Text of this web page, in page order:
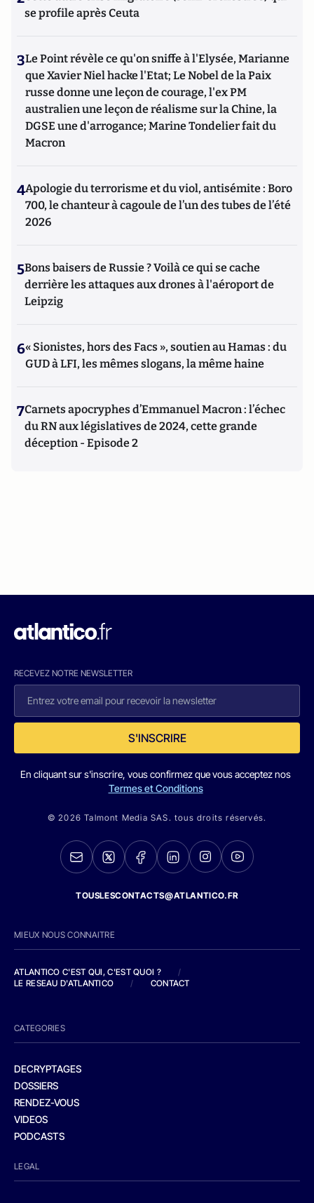
se profile après Ceuta
3Le Point révèle ce qu'on sniffe à l'Elysée, Marianne
que Xavier Niel hacke l'Etat; Le Nobel de la Paix
russe donne une leçon de courage, l'ex PM
australien une leçon de réalisme sur la Chine, la
DGSE une d'arrogance; Marine Tondelier fait du
Macron
4Apologie du terrorisme et du viol, antisémite : Boro
700, le chanteur à cagoule de l’un des tubes de l’été
2026
5Bons baisers de Russie ? Voilà ce qui se cache
derrière les attaques aux drones à l'aéroport de
Leipzig
6« Sionistes, hors des Facs », soutien au Hamas : du
GUD à LFI, les mêmes slogans, la même haine
7Carnets apocryphes d’Emmanuel Macron : l’échec
du RN aux législatives de 2024, cette grande
déception - Episode 2
RECEVEZ NOTRE NEWSLETTER
S'INSCRIRE
En cliquant sur s'inscrire, vous confirmez que vous acceptez nos
Termes et Conditions
© 2026 Talmont Media SAS. tous droits réservés.
TOUSLESCONTACTS@ATLANTICO.FR
MIEUX NOUS CONNAITRE
ATLANTICO C'EST QUI, C'EST QUOI ?
/
LE RESEAU D'ATLANTICO
/ CONTACT
CATEGORIES
DECRYPTAGES
DOSSIERS
RENDEZ-VOUS
VIDEOS
PODCASTS
LEGAL